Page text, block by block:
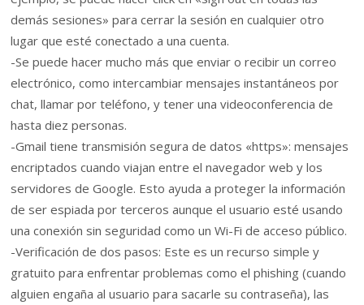
demás sesiones» para cerrar la sesión en cualquier otro
lugar que esté conectado a una cuenta.
-Se puede hacer mucho más que enviar o recibir un correo
electrónico, como intercambiar mensajes instantáneos por
chat, llamar por teléfono, y tener una videoconferencia de
hasta diez personas.
-Gmail tiene transmisión segura de datos «https»: mensajes
encriptados cuando viajan entre el navegador web y los
servidores de Google. Esto ayuda a proteger la información
de ser espiada por terceros aunque el usuario esté usando
una conexión sin seguridad como un Wi-Fi de acceso público.
-Verificación de dos pasos: Este es un recurso simple y
gratuito para enfrentar problemas como el phishing (cuando
alguien engaña al usuario para sacarle su contraseña), las